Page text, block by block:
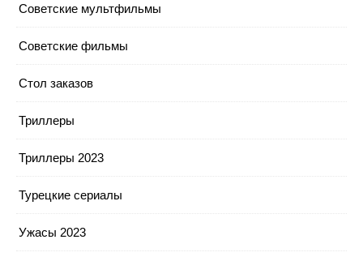
Советские мультфильмы
Советские фильмы
Стол заказов
Триллеры
Триллеры 2023
Турецкие сериалы
Ужасы 2023